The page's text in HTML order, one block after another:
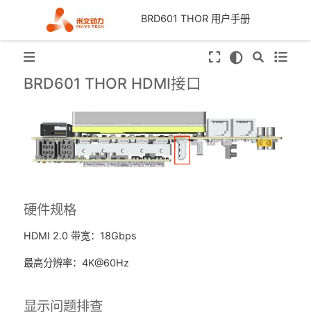
BRD601 THOR 用户手册
BRD601 THOR HDMI接口
硬件规格
HDMI 2.0 带宽：18Gbps
最高分辨率：4K@60Hz
显示问题排查